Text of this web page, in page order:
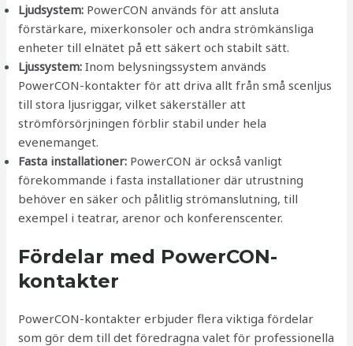
Ljudsystem: PowerCON används för att ansluta
förstärkare, mixerkonsoler och andra strömkänsliga
enheter till elnätet på ett säkert och stabilt sätt.
Ljussystem: Inom belysningssystem används
PowerCON-kontakter för att driva allt från små scenljus
till stora ljusriggar, vilket säkerställer att
strömförsörjningen förblir stabil under hela
evenemanget.
Fasta installationer: PowerCON är också vanligt
förekommande i fasta installationer där utrustning
behöver en säker och pålitlig strömanslutning, till
exempel i teatrar, arenor och konferenscenter.
Fördelar med PowerCON-
kontakter
PowerCON-kontakter erbjuder flera viktiga fördelar
som gör dem till det föredragna valet för professionella